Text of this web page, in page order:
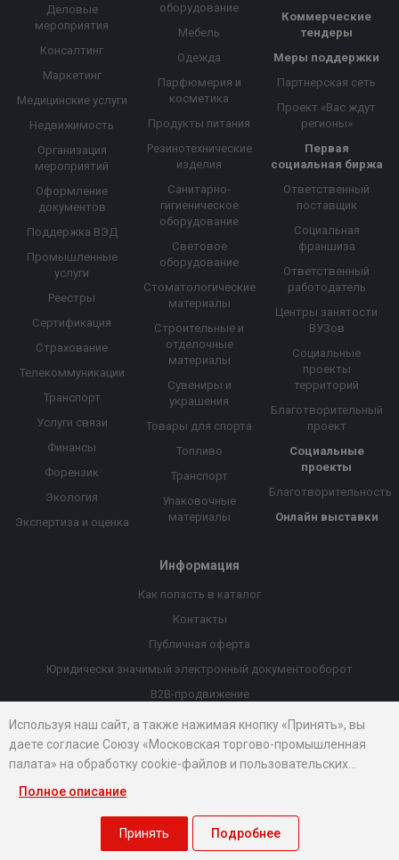
Деловые
мероприятия
Консалтинг
Маркетинг
Медицинские услуги
Недвижимость
Организация
мероприятий
Оформление
документов
Поддержка ВЭД
Промышленные
услуги
Реестры
Сертификация
Страхование
Телекоммуникации
Транспорт
Услуги связи
Финансы
Форензик
Экология
Экспертиза и оценка
оборудование
Мебель
Одежда
Парфюмерия и
косметика
Продукты питания
Резинотехнические
изделия
Санитарно-
гигиеническое
оборудование
Световое
оборудование
Стоматологические
материалы
Строительные и
отделочные
материалы
Сувениры и
украшения
Товары для спорта
Топливо
Транспорт
Упаковочные
материалы
Коммерческие
тендеры
Меры поддержки
Партнерская сеть
Проект «Вас ждут
регионы»
Первая
социальная биржа
Ответственный
поставщик
Социальная
франшиза
Ответственный
работодатель
Центры занятости
ВУЗов
Социальные
проекты
территорий
Благотворительный
проект
Социальные
проекты
Благотворительность
Онлайн выставки
Информация
Как попасть в каталог
Контакты
Публичная оферта
Юридически значимый электронный документооборот
B2B-продвижение
Порекомендовать компанию
Онлайн выставки
Рейтинг компаний
© 2026 Все права защищены. Правовые документы
Используя наш сайт, а также нажимая кнопку «Принять», вы
даете согласие Союзу «Московская торгово-промышленная
палата» на обработку cookie-файлов и пользовательских
данных...
Полное описание
Принять Подробнее